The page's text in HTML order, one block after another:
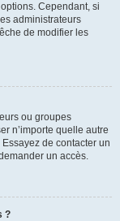
Cependant, si
administrateurs
de modifier les
ou groupes
n’importe quelle autre
de contacter un
un accès.
?